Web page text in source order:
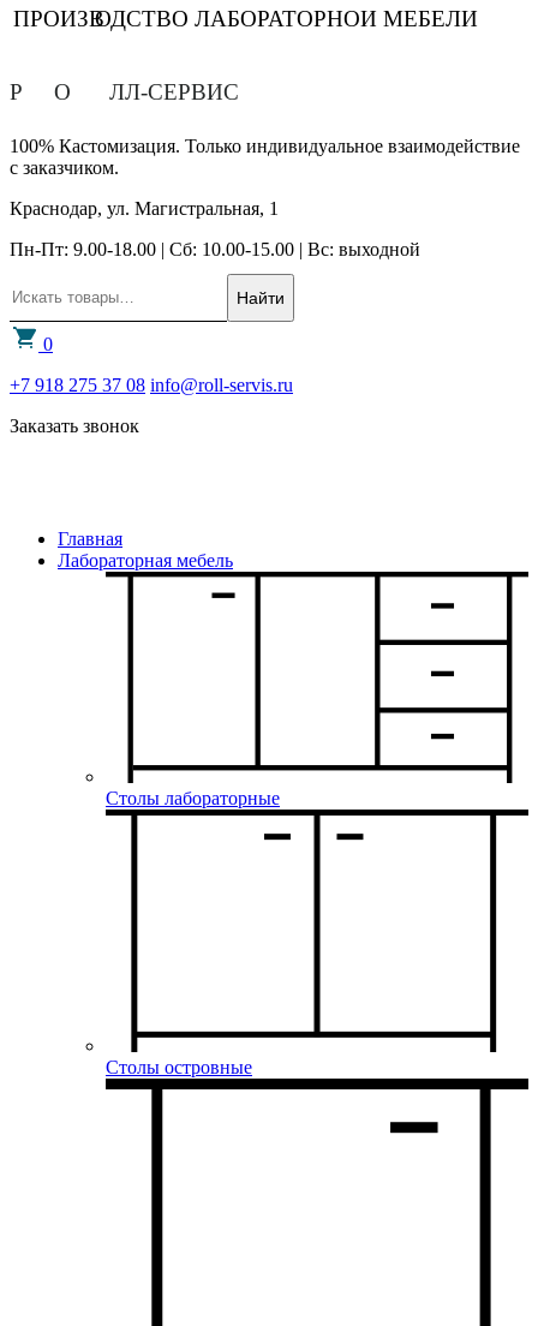
Р О ЛЛ-СЕРВИС
ПРОИЗВОДСТВО ЛАБОРАТОРНОЙ МЕБЕЛИ
100% Кастомизация. Только индивидуальное взаимодействие
с заказчиком.
Краснодар, ул. Магистральная, 1
Пн-Пт: 9.00-18.00 | Сб: 10.00-15.00 | Вс: выходной
Найти
0
+7 918 275 37 08 info@roll-servis.ru
Заказать звонок
Главная
Лабораторная мебель
Столы лабораторные
Столы островные